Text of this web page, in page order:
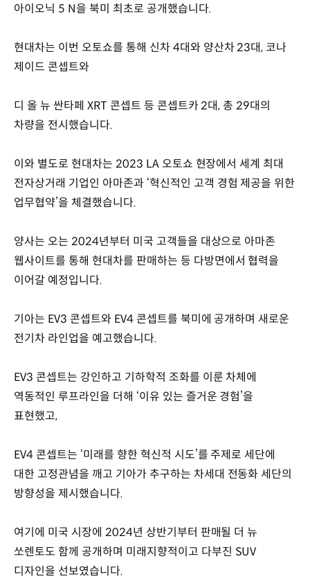
아이오닉 5 N을 북미 최초로 공개했습니다.
현대차는 이번 오토쇼를 통해 신차 4대와 양산차 23대, 코나
제이드 콘셉트와
디 올 뉴 싼타페 XRT 콘셉트 등 콘셉트카 2대, 총 29대의
차량을 전시했습니다.
이와 별도로 현대차는 2023 LA 오토쇼 현장에서 세계 최대
전자상거래 기업인 아마존과 ‘혁신적인 고객 경험 제공을 위한
업무협약’을 체결했습니다.
양사는 오는 2024년부터 미국 고객들을 대상으로 아마존
웹사이트를 통해 현대차를 판매하는 등 다방면에서 협력을
이어갈 예정입니다.
기아는 EV3 콘셉트와 EV4 콘셉트를 북미에 공개하며 새로운
전기차 라인업을 예고했습니다.
EV3 콘셉트는 강인하고 기하학적 조화를 이룬 차체에
역동적인 루프라인을 더해 ‘이유 있는 즐거운 경험’을
표현했고,
EV4 콘셉트는 ‘미래를 향한 혁신적 시도’를 주제로 세단에
대한 고정관념을 깨고 기아가 추구하는 차세대 전동화 세단의
방향성을 제시했습니다.
여기에 미국 시장에 2024년 상반기부터 판매될 더 뉴
쏘렌토도 함께 공개하며 미래지향적이고 다부진 SUV
디자인을 선보였습니다.